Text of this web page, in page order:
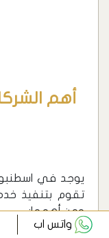
أهم
يوجد في
تقوم بتنفيذ
ومن أهمها:
واتس اب